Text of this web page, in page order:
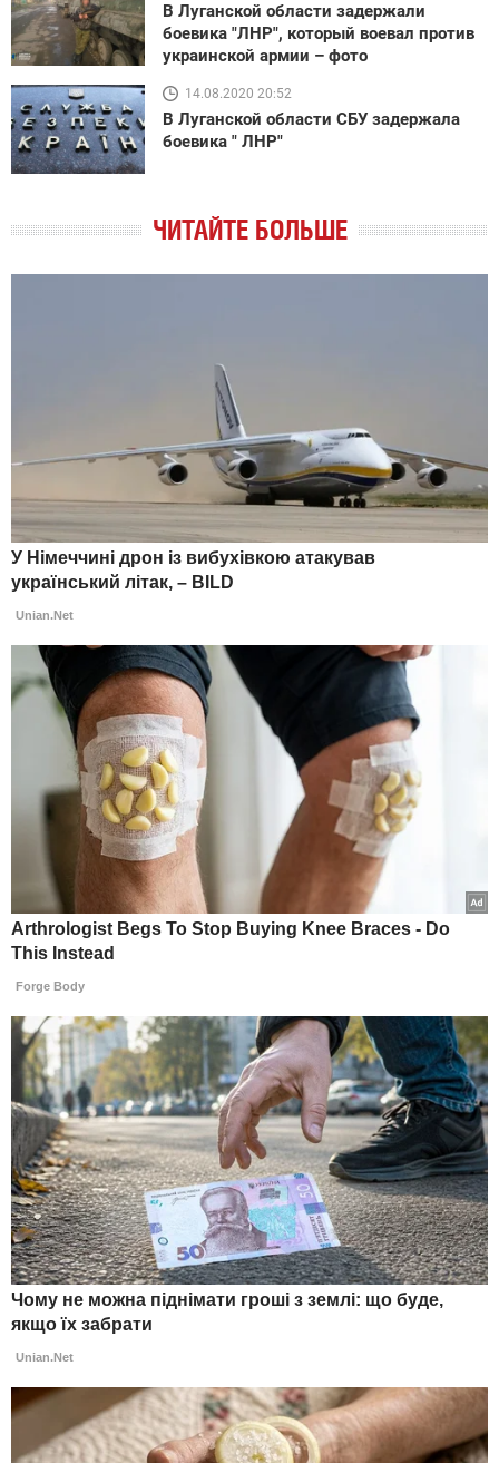
В Луганской области задержали
боевика "ЛНР", который воевал против
украинской армии – фото
14.08.2020 20:52
В Луганской области СБУ задержала
боевика " ЛНР"
ЧИТАЙТЕ БОЛЬШЕ